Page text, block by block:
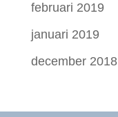
februari 2019
januari 2019
december 2018